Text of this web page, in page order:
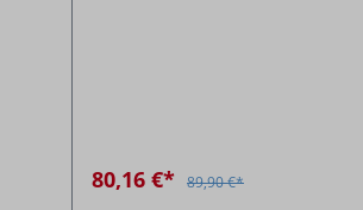
80,16 €* 89,90 €*